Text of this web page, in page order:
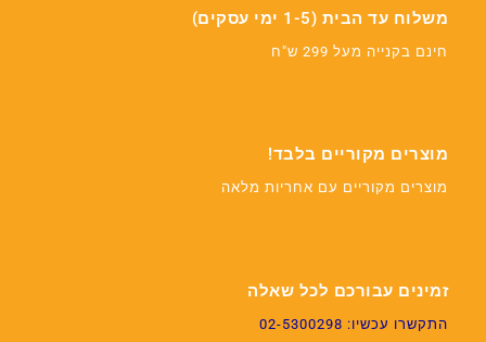
משלוח עד הבית (1-5 ימי עסקים)
חינם בקנייה מעל 299 ש"ח
מוצרים מקוריים בלבד!
מוצרים מקוריים עם אחריות מלאה
זמינים עבורכם לכל שאלה
התקשרו עכשיו: 02-5300298